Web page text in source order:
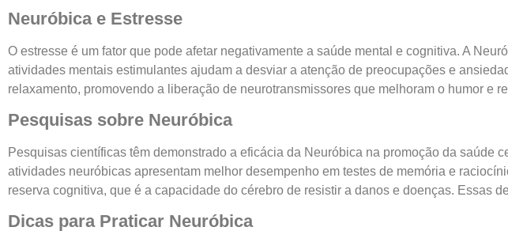
Neuróbica e Estresse
O estresse é um fator que pode afetar negativamente a saúde mental e cognitiva. A
atividades mentais estimulantes ajudam a desviar a atenção de preocupações e
relaxamento, promovendo a liberação de neurotransmissores que melhoram o humor e
Pesquisas sobre Neuróbica
Pesquisas científicas têm demonstrado a eficácia da Neuróbica na promoção da saúde
atividades neuróbicas apresentam melhor desempenho em testes de memória e
reserva cognitiva, que é a capacidade do cérebro de resistir a danos e doenças. Essas
Dicas para Praticar Neuróbica